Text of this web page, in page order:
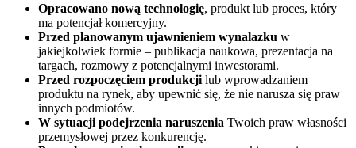
Opracowano nową technologię, produkt lub proces, który
ma potencjał komercyjny.
Przed planowanym ujawnieniem wynalazku w
jakiejkolwiek formie – publikacja naukowa, prezentacja na
targach, rozmowy z potencjalnymi inwestorami.
Przed rozpoczęciem produkcji lub wprowadzaniem
produktu na rynek, aby upewnić się, że nie narusza się praw
innych podmiotów.
W sytuacji podejrzenia naruszenia Twoich praw własności
przemysłowej przez konkurencję.